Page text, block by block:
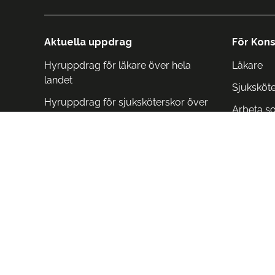
Aktuella uppdrag
Hyruppdrag för läkare över hela
landet
Hyruppdrag för sjuksköterskor över
För
Läkare
Arbeta